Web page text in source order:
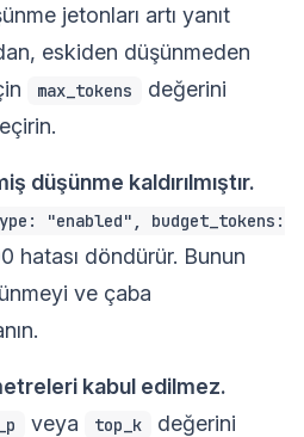
jetonları artı yanıt
eskiden düşünmeden
max_tokens
değerini
düşünme kaldırılmıştır.
"enabled", budget_tokens:
hatası döndürür. Bunun
ve çaba
kabul edilmez.
veya top_k
değerini